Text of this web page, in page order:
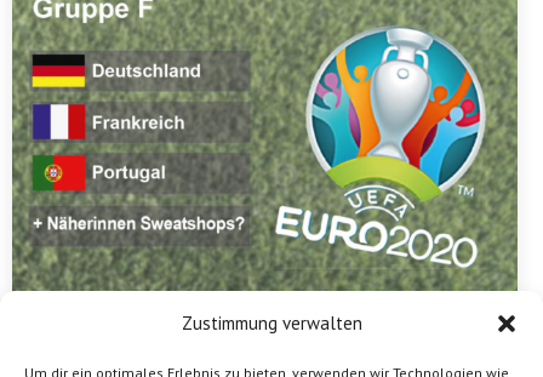
Zustimmung verwalten
Um dir ein optimales Erlebnis zu bieten, verwenden wir Technologien wie